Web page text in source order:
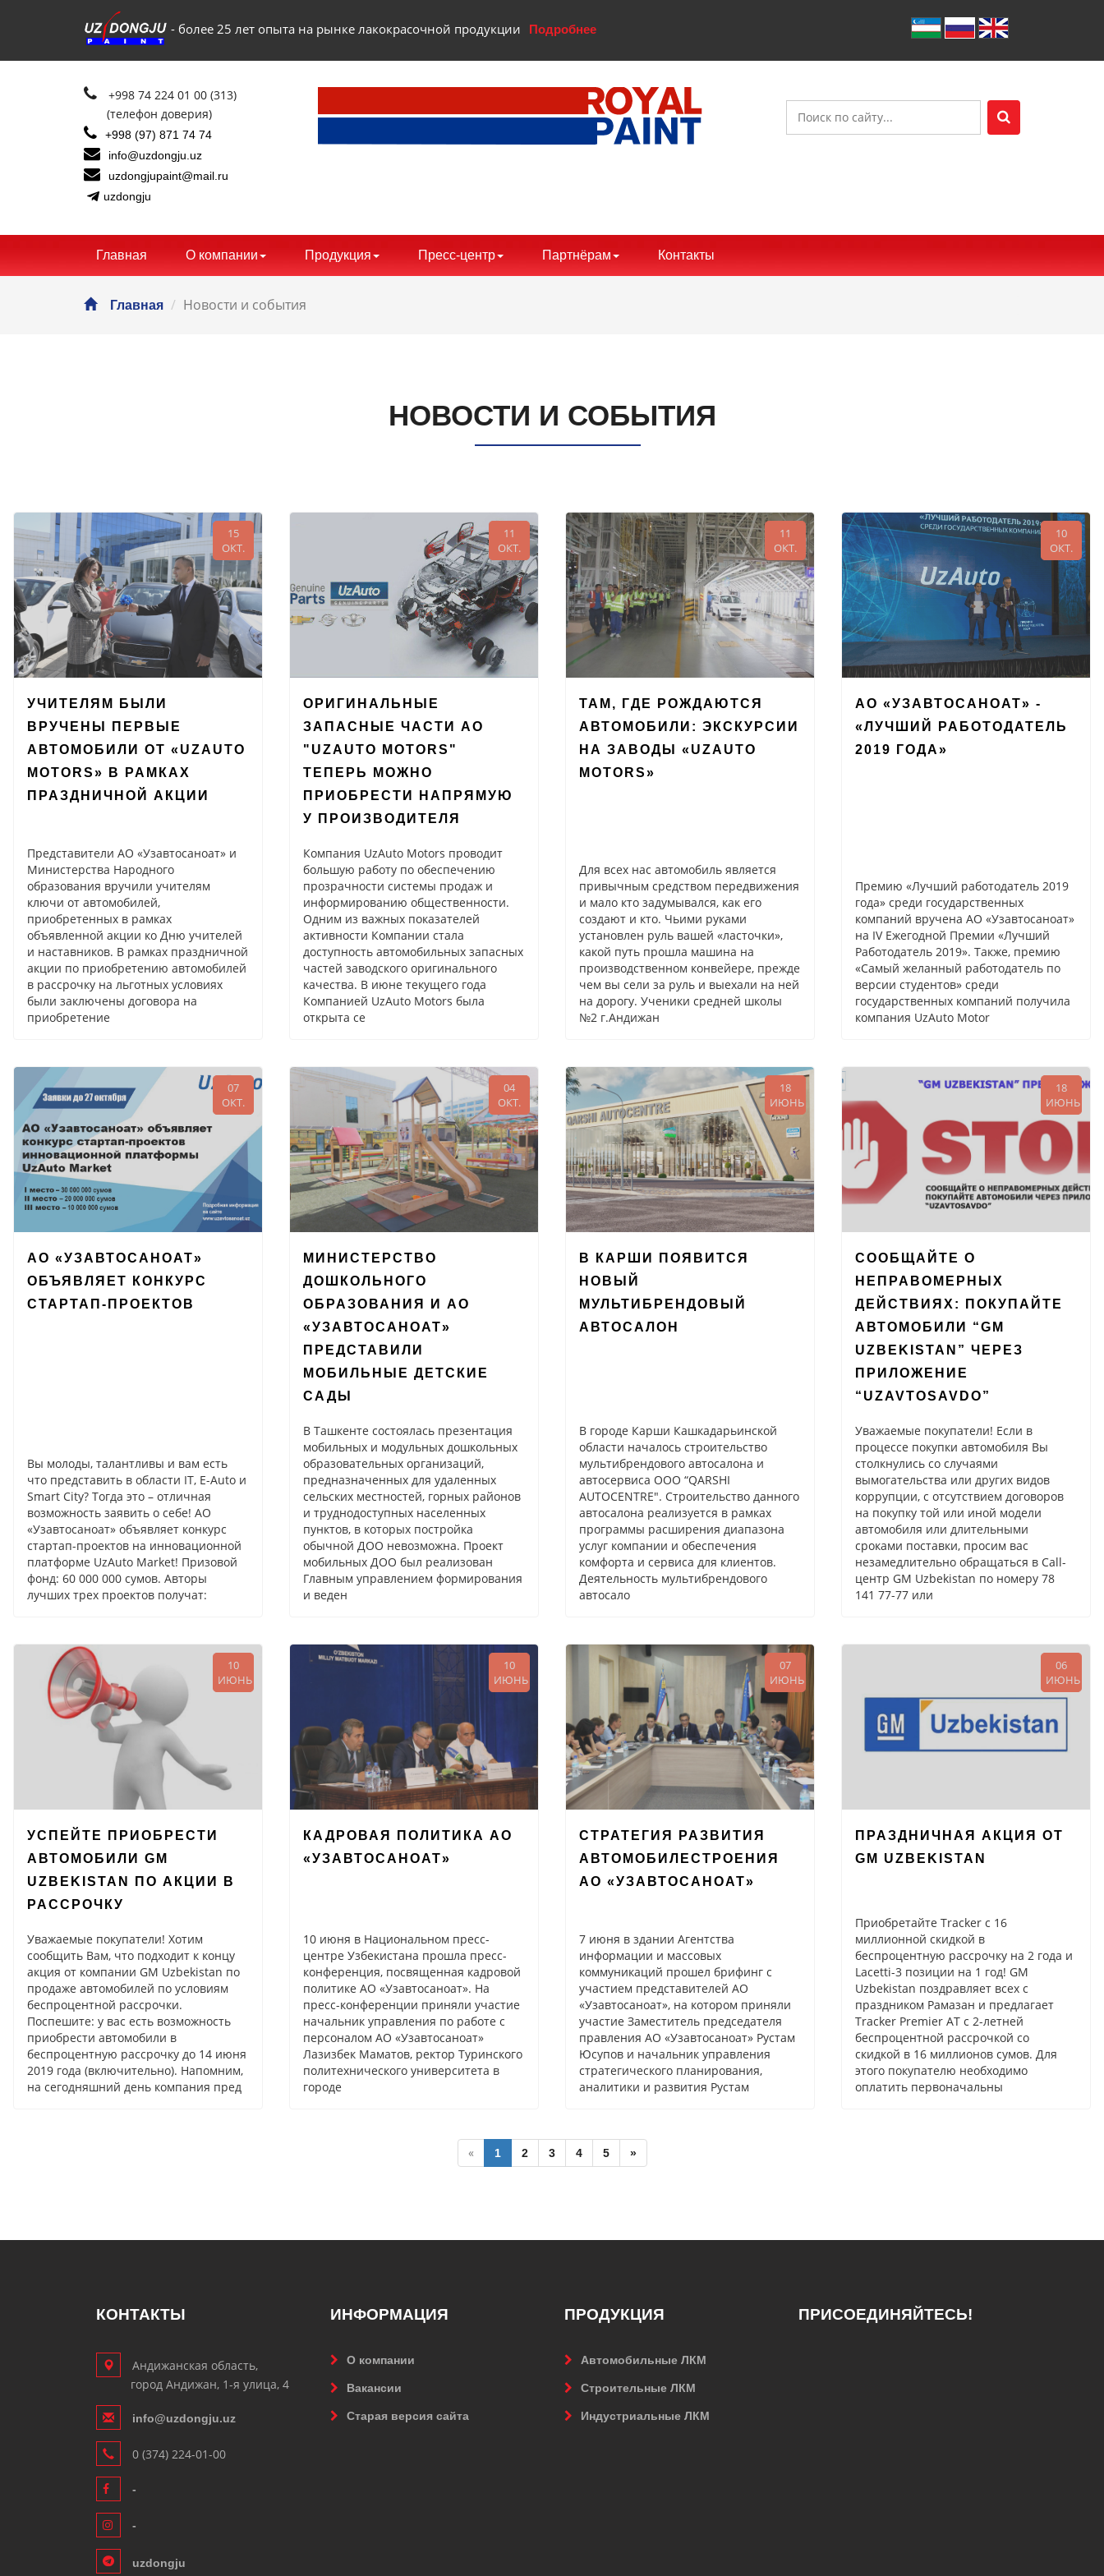
- более 25 лет опыта на рынке лакокрасочной продукции Подробнее
+998 74 224 01 00 (313)
(телефон доверия)
+998 (97) 871 74 74
info@uzdongju.uz
uzdongjupaint@mail.ru
uzdongju
Главная О компании Продукция Пресс-центр Партнёрам Контакты
Главная Новости и события
НОВОСТИ И СОБЫТИЯ
15
ОКТ.
УЧИТЕЛЯМ БЫЛИ
ВРУЧЕНЫ ПЕРВЫЕ
АВТОМОБИЛИ ОТ «UZAUTO
MOTORS» В РАМКАХ
ПРАЗДНИЧНОЙ АКЦИИ
Представители АО «Узавтосаноат» и
Министерства Народного
образования вручили учителям
ключи от автомобилей,
приобретенных в рамках
объявленной акции ко Дню учителей
и наставников. В рамках праздничной
акции по приобретению автомобилей
в рассрочку на льготных условиях
были заключены договора на
приобретение
11
ОКТ.
ОРИГИНАЛЬНЫЕ
ЗАПАСНЫЕ ЧАСТИ АО
"UZAUTO MOTORS"
TEПЕРЬ МОЖНО
ПРИОБРЕСТИ НАПРЯМУЮ
У ПРОИЗВОДИТЕЛЯ
Компания UzAuto Motors проводит
большую работу по обеспечению
прозрачности системы продаж и
информированию общественности.
Одним из важных показателей
активности Компании стала
доступность автомобильных запасных
частей заводского оригинального
качества. В июне текущего года
Компанией UzAuto Motors была
открыта се
11
ОКТ.
ТАМ, ГДЕ РОЖДАЮТСЯ
АВТОМОБИЛИ: ЭКСКУРСИИ
НА ЗАВОДЫ «UZAUTO
MOTORS»
Для всех нас автомобиль является
привычным средством передвижения
и мало кто задумывался, как его
создают и кто. Чьими руками
установлен руль вашей «ласточки»,
какой путь прошла машина на
производственном конвейере, прежде
чем вы сели за руль и выехали на ней
на дорогу. Ученики средней школы
№2 г.Андижан
10
ОКТ.
АО «УЗАВТОСАНОАТ» -
«ЛУЧШИЙ РАБОТОДАТЕЛЬ
2019 ГОДА»
Премию «Лучший работодатель 2019
года» среди государственных
компаний вручена АО «Узавтосаноат»
на IV Ежегодной Премии «Лучший
Работодатель 2019». Также, премию
«Самый желанный работодатель по
версии студентов» среди
государственных компаний получила
компания UzAuto Motor
07
ОКТ.
АО «УЗАВТОСАНОАТ»
ОБЪЯВЛЯЕТ КОНКУРС
СТАРТАП-ПРОЕКТОВ
Вы молоды, талантливы и вам есть
что представить в области IT, E-Auto и
Smart City? Тогда это – отличная
возможность заявить о себе! АО
«Узавтосаноат» объявляет конкурс
стартап-проектов на инновационной
платформе UzAuto Market! Призовой
фонд: 60 000 000 сумов. Авторы
лучших трех проектов получат:
04
ОКТ.
МИНИСТЕРСТВО
ДОШКОЛЬНОГО
ОБРАЗОВАНИЯ И АО
«УЗАВТОСАНОАТ»
ПРЕДСТАВИЛИ
МОБИЛЬНЫЕ ДЕТСКИЕ
САДЫ
В Ташкенте состоялась презентация
мобильных и модульных дошкольных
образовательных организаций,
предназначенных для удаленных
сельских местностей, горных районов
и труднодоступных населенных
пунктов, в которых постройка
обычной ДОО невозможна. Проект
мобильных ДОО был реализован
Главным управлением формирования
и веден
18
ИЮНЬ
В КАРШИ ПОЯВИТСЯ
НОВЫЙ
МУЛЬТИБРЕНДОВЫЙ
АВТОСАЛОН
В городе Карши Кашкадарьинской
области началось строительство
мультибрендового автосалона и
автосервиса OOO “QARSHI
AUTOCENTRE". Строительство данного
автосалона реализуется в рамках
программы расширения диапазона
услуг компании и обеспечения
комфорта и сервиса для клиентов.
Деятельность мультибрендового
автосало
18
ИЮНЬ
СООБЩАЙТЕ О
НЕПРАВОМЕРНЫХ
ДЕЙСТВИЯХ: ПОКУПАЙТЕ
АВТОМОБИЛИ “GM
UZBEKISTAN” ЧЕРЕЗ
ПРИЛОЖЕНИЕ
“UZAVTOSAVDO”
Уважаемые покупатели! Если в
процессе покупки автомобиля Вы
столкнулись со случаями
вымогательства или других видов
коррупции, с отсутствием договоров
на покупку той или иной модели
автомобиля или длительными
сроками поставки, просим вас
незамедлительно обращаться в Call-
центр GM Uzbekistan по номеру 78
141 77-77 или
10
ИЮНЬ
УСПЕЙТЕ ПРИОБРЕСТИ
АВТОМОБИЛИ GM
UZBEKISTAN ПО АКЦИИ В
РАССРОЧКУ
Уважаемые покупатели! Хотим
сообщить Вам, что подходит к концу
акция от компании GM Uzbekistan по
продаже автомобилей по условиям
беспроцентной рассрочки.
Поспешите: у вас есть возможность
приобрести автомобили в
беспроцентную рассрочку до 14 июня
2019 года (включительно). Напомним,
на сегодняшний день компания пред
10
ИЮНЬ
КАДРОВАЯ ПОЛИТИКА АО
«УЗАВТОСАНОАТ»
10 июня в Национальном пресс-
центре Узбекистана прошла пресс-
конференция, посвященная кадровой
политике АО «Узавтосаноат». На
пресс-конференции приняли участие
начальник управления по работе с
персоналом АО «Узавтосаноат»
Лазизбек Маматов, ректор Туринского
политехнического университета в
городе
07
ИЮНЬ
СТРАТЕГИЯ РАЗВИТИЯ
АВТОМОБИЛЕСТРОЕНИЯ
АО «УЗАВТОСАНОАТ»
7 июня в здании Агентства
информации и массовых
коммуникаций прошел брифинг с
участием представителей АО
«Узавтосаноат», на котором приняли
участие Заместитель председателя
правления АО «Узавтосаноат» Рустам
Юсупов и начальник управления
стратегического планирования,
аналитики и развития Рустам
06
ИЮНЬ
ПРАЗДНИЧНАЯ АКЦИЯ ОТ
GM UZBEKISTAN
Приобретайте Tracker с 16
миллионной скидкой в
беспроцентную рассрочку на 2 года и
Lacetti-3 позиции на 1 год! GM
Uzbekistan поздравляет всех с
праздником Рамазан и предлагает
Tracker Premier AT с 2-летней
беспроцентной рассрочкой со
скидкой в 16 миллионов сумов. Для
этого покупателю необходимо
оплатить первоначальны
« 1 2 3 4 5 »
КОНТАКТЫ
Андижанская область,
город Андижан, 1-я улица, 4
info@uzdongju.uz
0 (374) 224-01-00
-
-
uzdongju
ИНФОРМАЦИЯ
О компании
Вакансии
Старая версия сайта
ПРОДУКЦИЯ
Автомобильные ЛКМ
Строительные ЛКМ
Индустриальные ЛКМ
ПРИСОЕДИНЯЙТЕСЬ!